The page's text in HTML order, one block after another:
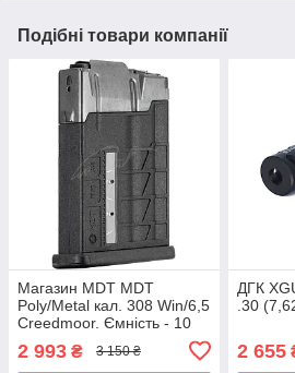
Подібні товари компанії
Магазин MDT MDT
Poly/Metal кал. 308 Win/6,5
Creedmoor. Ємність - 10
2 993 ₴ 3 150 ₴
ДГК
.30
2 655